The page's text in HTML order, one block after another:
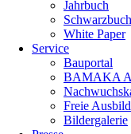
Jahrbuch
White Paper
Service
Bauportal
BAMAKA
Freie
Bildergalerie